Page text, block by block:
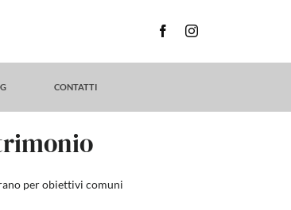
CONTATTI
per obiettivi comuni